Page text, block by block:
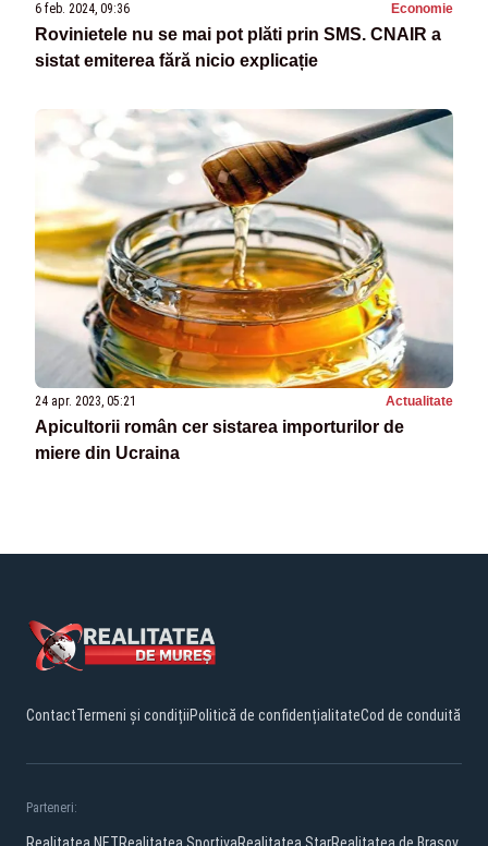
6 feb. 2024, 09:36 Economie
Rovinietele nu se mai pot plăti prin SMS. CNAIR a
sistat emiterea fără nicio explicație
24 apr. 2023, 05:21 Actualitate
Apicultorii român cer sistarea importurilor de
miere din Ucraina
ContactTermeni și condițiiPolitică de confidențialitateCod de conduită
Parteneri: